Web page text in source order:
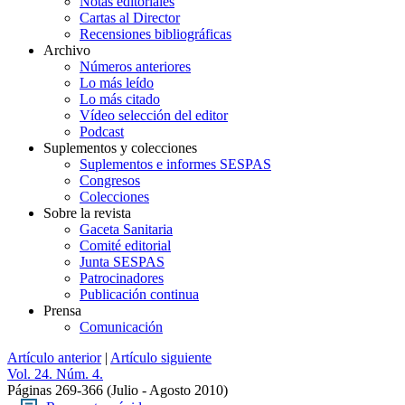
Cartas al Director
Recensiones bibliográficas
Archivo
Números anteriores
Lo más leído
Lo más citado
Vídeo selección del editor
Podcast
Suplementos y colecciones
Suplementos e informes SESPAS
Congresos
Colecciones
Sobre la revista
Gaceta Sanitaria
Comité editorial
Junta SESPAS
Patrocinadores
Publicación continua
Prensa
Comunicación
Artículo anterior| Artículo siguiente
Vol. 24. Núm. 4.
Páginas 269-366 (Julio - Agosto 2010)